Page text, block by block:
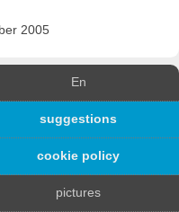
2005
En
suggestions
cookie policy
pictures